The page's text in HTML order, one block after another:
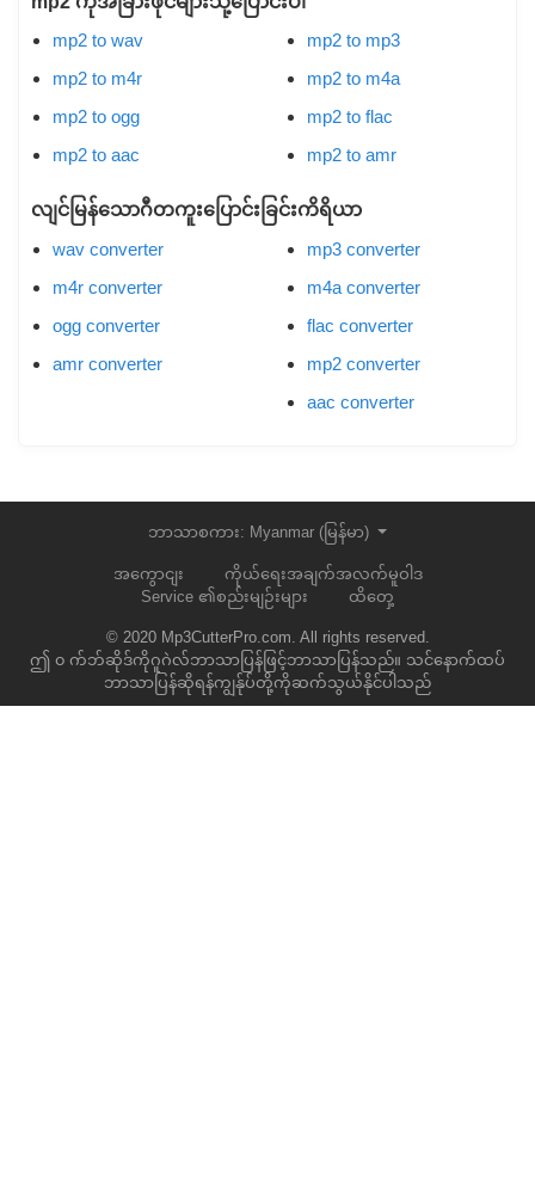
mp2 to wav
mp2 to m4r
mp2 to ogg
mp2 to aac
mp2 to mp3
mp2 to m4a
mp2 to flac
mp2 to amr
လျင်မြန်သောဂီတကူးပြောင်းခြင်းကိရိယာ
wav converter
m4r converter
ogg converter
amr converter
mp3 converter
m4a converter
flac converter
mp2 converter
aac converter
ဘာသာစကား: Myanmar (မြန်မာ)
အကွောငျး
ကိုယ်ရေးအချက်အလက်မူဝါဒ
Service ၏စည်းမျဉ်းများ
ထိတှေ့
© 2020 Mp3CutterPro.com. All rights reserved.
ဤ ၀ က်ဘ်ဆိုဒ်ကိုဂူဂဲလ်ဘာသာပြန်ဖြင့်ဘာသာပြန်သည်။ သင်နောက်ထပ်
ဘာသာပြန်ဆိုရန်ကျွန်ုပ်တို့ကိုဆက်သွယ်နိုင်ပါသည်